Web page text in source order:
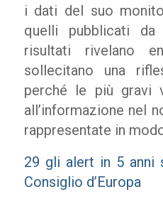
i dati del suo
quelli pubblicati
risultati rivelano
sollecitano una
perché le più gravi
all’informazione nel
rappresentate in
29 gli alert in 5 anni
Consiglio d’Europa